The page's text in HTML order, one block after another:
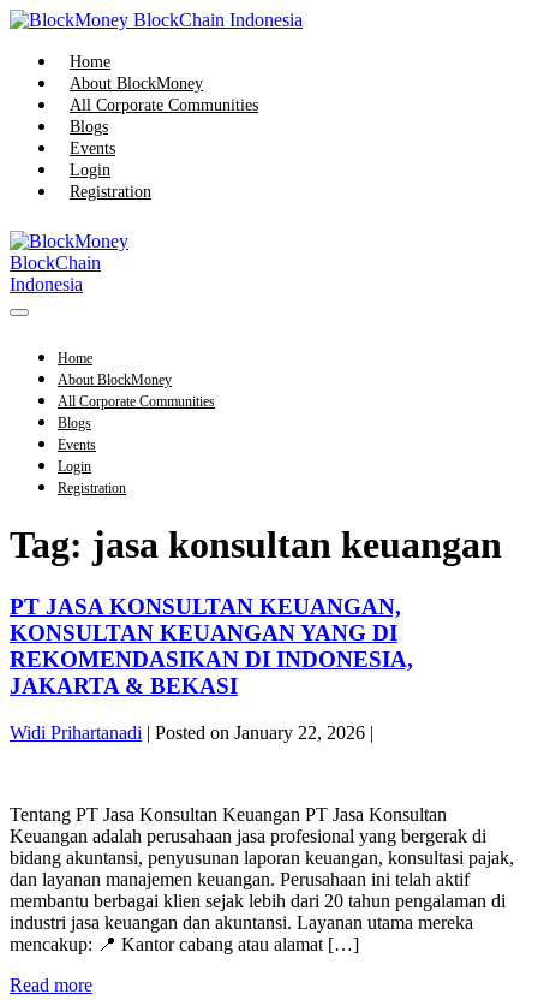
Skip
content
Home
About BlockMoney
All Corporate Communities
Blogs
Events
Login
Registration
Menu
Home
About BlockMoney
All Corporate Communities
Blogs
Events
Login
Registration
Tag: jasa konsultan keuangan
PT JASA KONSULTAN KEUANGAN,
KONSULTAN KEUANGAN YANG DI
REKOMENDASIKAN DI INDONESIA,
JAKARTA & BEKASI
Widi Prihartanadi | Posted on January 22, 2026 |
KONSULTAN
KEUANGAN,
KONSULTAN
KEUANGAN
YANG
DI
REKOMENDASIKAN
INDONESIA,
Tentang PT Jasa Konsultan Keuangan PT Jasa Konsultan
Keuangan adalah perusahaan jasa profesional yang bergerak di
bidang akuntansi, penyusunan laporan keuangan, konsultasi pajak,
dan layanan manajemen keuangan. Perusahaan ini telah aktif
membantu berbagai klien sejak lebih dari 20 tahun pengalaman di
industri jasa keuangan dan akuntansi. Layanan utama mereka
mencakup: 📍 Kantor cabang atau alamat […]
Read morePT